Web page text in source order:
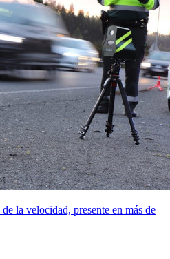
la velocidad, presente en más de